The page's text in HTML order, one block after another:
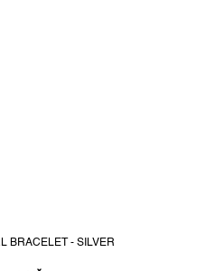
BRACELET - SILVER